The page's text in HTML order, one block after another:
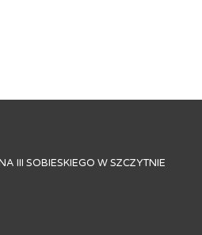
III SOBIESKIEGO W SZCZYTNIE